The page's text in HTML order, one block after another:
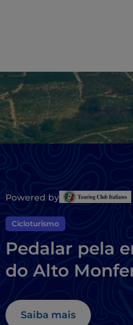
Powered by
Cicloturismo
Pedalar pela
do Alto
Saiba mais